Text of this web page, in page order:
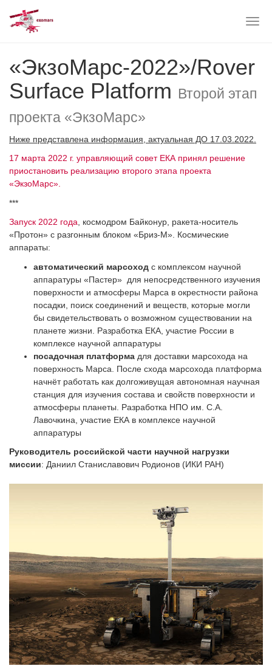
main
content
«ЭкзоМарс-2022»/Rover
Surface Platform Второй этап
проекта «ЭкзоМарс»
Ниже представлена информация, актуальная ДО 17.03.2022.
17 марта 2022 г. управляющий совет ЕКА принял решение
приостановить реализацию второго этапа проекта
«ЭкзоМарс».
***
Запуск 2022 года , космодром Байконур, ракета-носитель
«Протон» с разгонным блоком «Бриз-М». Космические
аппараты:
автоматический марсоход с комплексом научной
аппаратуры «Пастер» для непосредственного изучения
поверхности и атмосферы Марса в окрестности района
посадки, поиск соединений и веществ, которые могли
бы свидетельствовать о возможном существовании на
планете жизни. Разработка ЕКА, участие России в
комплексе научной аппаратуры
посадочная платформа для доставки марсохода на
поверхность Марса. После схода марсохода платформа
начнёт работать как долгоживущая автономная научная
станция для изучения состава и свойств поверхности и
атмосферы планеты. Разработка НПО им. С.А.
Лавочкина, участие ЕКА в комплексе научной
аппаратуры
Руководитель российской части научной нагрузки
миссии: Даниил Станиславович Родионов (ИКИ РАН)